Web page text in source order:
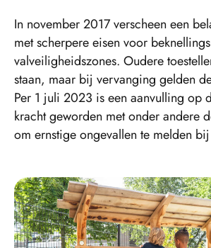
In november 2017 verscheen een
met scherpere eisen voor
valveiligheidszones. Oudere
staan, maar bij vervanging gelden
Per 1 juli 2023 is een aanvulling op
kracht geworden met onder andere
om ernstige ongevallen te melden